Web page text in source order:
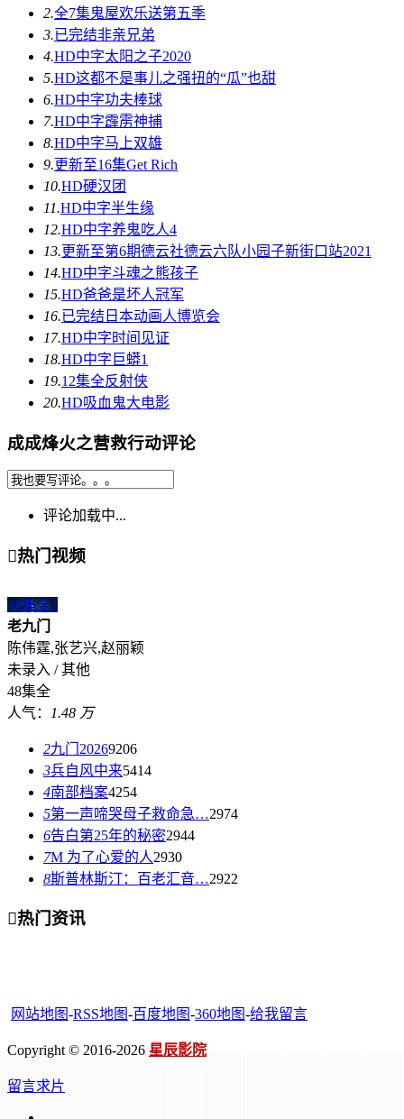
2.全7集鬼屋欢乐送第五季
3.已完结非亲兄弟
4.HD中字太阳之子2020
5.HD这都不是事儿之强扭的“瓜”也甜
6.HD中字功夫棒球
7.HD中字霹雳神捕
8.HD中字马上双雄
9.更新至16集Get Rich
10.HD硬汉团
11.HD中字半生缘
12.HD中字养鬼吃人4
13.更新至第6期德云社德云六队小园子新街口站2021
14.HD中字斗魂之熊孩子
15.HD爸爸是坏人冠军
16.已完结 日本动画人博览会
17.HD中字时间见证
18.HD中字 巨蟒1
19.12集全反射侠
20.HD吸血鬼大电影
成成烽火之营救行动评论
评论加载中...
热门视频
48集全1
老九门
陈伟霆,张艺兴,赵丽颖
未录入 / 其他
48集全
人气：
1.48 万
2九门20269206
3兵自风中来5414
4南部档案4254
5第一声啼哭母子救命急…2974
6告白第25年的秘密2944
7M 为了心爱的人2930
8斯普林斯汀：百老汇音…2922
热门资讯
网站地图-RSS地图-百度地图-360地图-给我留言
Copyright © 2016-2026 星辰影院
留言求片